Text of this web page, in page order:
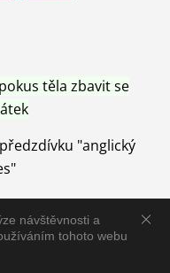
návštěvnosti a
tohoto webu
těla zbavit se
"anglický
neutralizací a